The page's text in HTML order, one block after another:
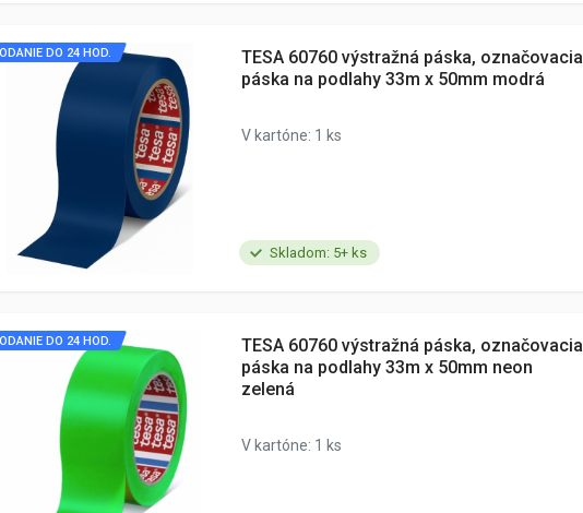
Skladom: 5+ ks
DO 24 HOD.
TESA 60760 výstražná páska, označovacia
páska na podlahy 33m x 50mm modrá
V kartóne: 1 ks
DO 24 HOD.
TESA 60760 výstražná páska, označovacia
páska na podlahy 33m x 50mm neon
zelená
V kartóne: 1 ks